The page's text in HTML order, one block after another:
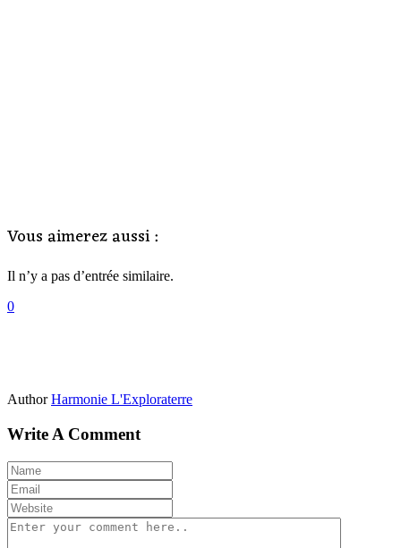
Vous aimerez aussi :
Il n’y a pas d’entrée similaire.
0
Author Harmonie L'Exploraterre
Write A Comment